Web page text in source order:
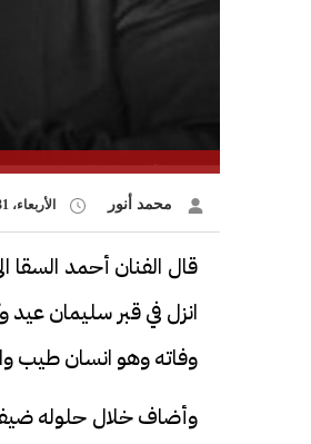
محمد أنور الأربعاء، 31 ديسمبر 2025 10:02 م
قال الفنان أحمد السقا
وفاته وهو انسان طيب
وأضاف خلال حلوله